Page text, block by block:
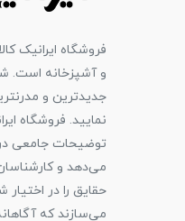
فروشگاه ایرانیک
و آشپزخانه است.
جدیدترین و
نمایید. فروشگاه
توضیحات جامعی
می‌دهد و
حقایق را در اختیار
می‌سازند که